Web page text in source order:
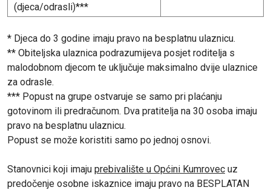
(djeca/odrasli)***
* Djeca do 3 godine imaju pravo na besplatnu ulaznicu.
** Obiteljska ulaznica podrazumijeva posjet roditelja s
malodobnom djecom te uključuje maksimalno dvije ulaznice
za odrasle.
*** Popust na grupe ostvaruje se samo pri plaćanju
gotovinom ili predračunom. Dva pratitelja na 30 osoba imaju
pravo na besplatnu ulaznicu.
Popust se može koristiti samo po jednoj osnovi.
Stanovnici koji imaju prebivalište u Općini Kumrovec uz
predočenje osobne iskaznice imaju pravo na BESPLATAN